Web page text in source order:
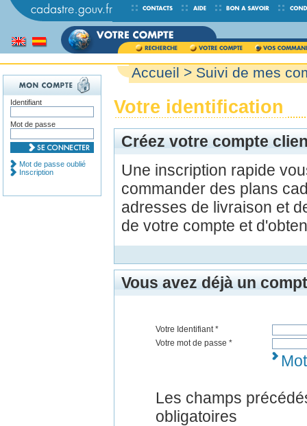
Accueil > Suivi de mes
Votre identification
Créez votre compte
Une inscription rapide
commander des plans
adresses de livraison et
de votre compte et
Vous avez déjà un
Votre Identifiant *
Votre mot de passe *
Les champs
obligatoires
Identifiant
Mot de passe
Mot de passe oublié
Inscription